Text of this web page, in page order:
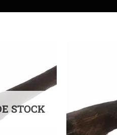
Ajouter
à la liste
de
souhaits
STOCK